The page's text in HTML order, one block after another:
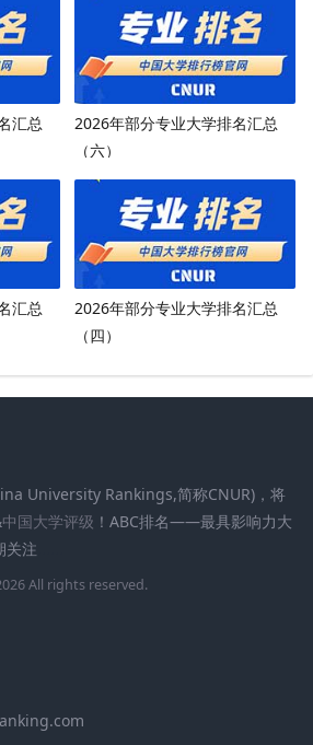
汇总
2026年部分专业大学排名汇总
（六）
汇总
2026年部分专业大学排名汇总
（四）
University Rankings,简称CNUR)，将
中国大学评级 ！ABC排名——最具影响力大
关注
All rights reserved.